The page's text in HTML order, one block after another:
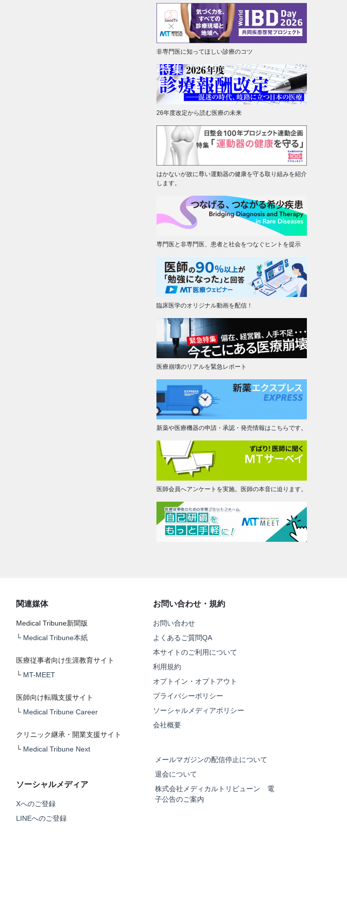
非専門医に知ってほしい診療のコツ
26年度改定から読む医療の未来
はかないが故に尊い運動器の健康を守る取り組みを紹介
します。
専門医と非専門医、患者と社会をつなぐヒントを提示
臨床医学のオリジナル動画を配信！
医療崩壊のリアルを緊急レポート
新薬や医療機器の申請・承認・発売情報はこちらです。
医師会員へアンケートを実施。医師の本音に迫ります。
関連媒体
Medical Tribune新聞版
└ Medical Tribune本紙
医療従事者向け生涯教育サイト
└ MT-MEET
医師向け転職支援サイト
└ Medical Tribune Career
クリニック継承・開業支援サイト
└ Medical Tribune Next
ソーシャルメディア
Xへのご登録
LINEへのご登録
お問い合わせ・規約
お問い合わせ
よくあるご質問QA
本サイトのご利用について
利用規約
オプトイン・オプトアウト
プライバシーポリシー
ソーシャルメディアポリシー
会社概要
メールマガジンの配信停止について
退会について
株式会社メディカルトリビューン 電
子公告のご案内